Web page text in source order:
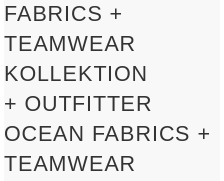
FABRICS +
TEAMWEAR
KOLLEKTION
+ OUTFITTER
OCEAN FABRICS +
TEAMWEAR